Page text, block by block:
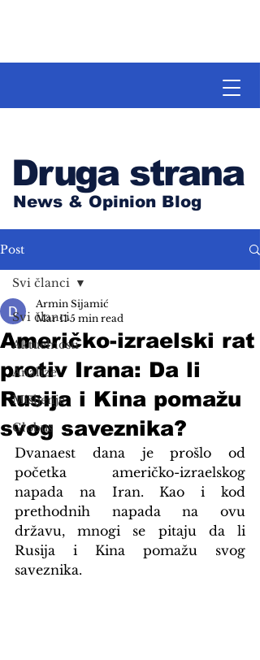
Druga strana
News & Opinion Blog
Post
Svi članci
Aktuelnosti
Analize
Mišljenje
Globus
Svi članci
Američko-izraelski rat
protiv Irana: Da li
Rusija i Kina pomažu
svog saveznika?
Armin Sijamić
Mar 11 5 min read
Dvanaest dana je prošlo od
početka američko-izraelskog
napada na Iran. Kao i kod
prethodnih napada na ovu
državu, mnogi se pitaju da li
Rusija i Kina pomažu svog
saveznika.